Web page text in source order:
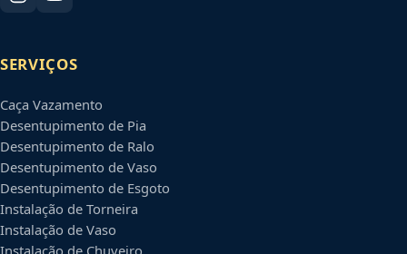
SERVIÇOS
Caça Vazamento
Desentupimento de Pia
Desentupimento de Ralo
Desentupimento de Vaso
Desentupimento de Esgoto
Instalação de Torneira
Instalação de Vaso
Instalação de Chuveiro